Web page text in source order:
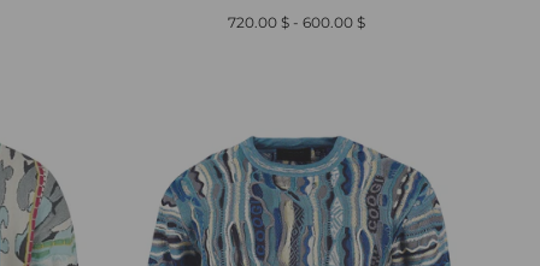
أدنى
$ 600.00
- أعلى
$ 720.00